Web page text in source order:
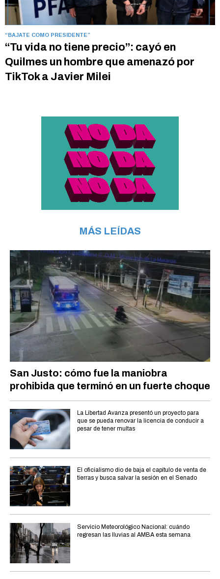
“BAJATE COMO PRESIDENTE”
“Tu vida no tiene precio”: cayó en
Quilmes un hombre que amenazó por
TikTok a Javier Milei
MÁS LEÍDAS
San Justo: cómo fue la maniobra
prohibida que terminó en un fuerte choque
La Libertad Avanza presentó un proyecto para
que se pueda renovar la licencia de conducir a
pesar de tener multas
El oficialismo dio de baja el capítulo de venta de
tierras y busca salvar la sesión en el Senado
Servicio Meteorológico Nacional: cuándo
regresan las lluvias al AMBA esta semana